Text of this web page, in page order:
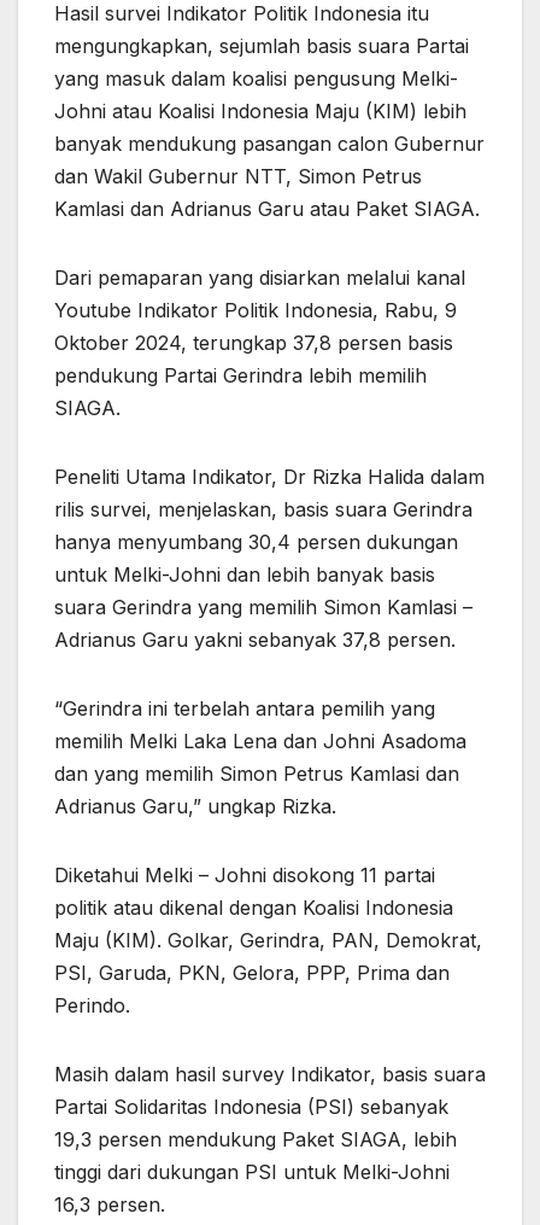
Hasil survei Indikator Politik Indonesia itu
mengungkapkan, sejumlah basis suara Partai
yang masuk dalam koalisi pengusung Melki-
Johni atau Koalisi Indonesia Maju (KIM) lebih
banyak mendukung pasangan calon Gubernur
dan Wakil Gubernur NTT, Simon Petrus
Kamlasi dan Adrianus Garu atau Paket SIAGA.
Dari pemaparan yang disiarkan melalui kanal
Youtube Indikator Politik Indonesia, Rabu, 9
Oktober 2024, terungkap 37,8 persen basis
pendukung Partai Gerindra lebih memilih
SIAGA.
Peneliti Utama Indikator, Dr Rizka Halida dalam
rilis survei, menjelaskan, basis suara Gerindra
hanya menyumbang 30,4 persen dukungan
untuk Melki-Johni dan lebih banyak basis
suara Gerindra yang memilih Simon Kamlasi –
Adrianus Garu yakni sebanyak 37,8 persen.
“Gerindra ini terbelah antara pemilih yang
memilih Melki Laka Lena dan Johni Asadoma
dan yang memilih Simon Petrus Kamlasi dan
Adrianus Garu,” ungkap Rizka.
Diketahui Melki – Johni disokong 11 partai
politik atau dikenal dengan Koalisi Indonesia
Maju (KIM). Golkar, Gerindra, PAN, Demokrat,
PSI, Garuda, PKN, Gelora, PPP, Prima dan
Perindo.
Masih dalam hasil survey Indikator, basis suara
Partai Solidaritas Indonesia (PSI) sebanyak
19,3 persen mendukung Paket SIAGA, lebih
tinggi dari dukungan PSI untuk Melki-Johni
16,3 persen.